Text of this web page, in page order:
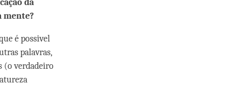
da
mente?
é possivel
palavras,
(o verdadeiro